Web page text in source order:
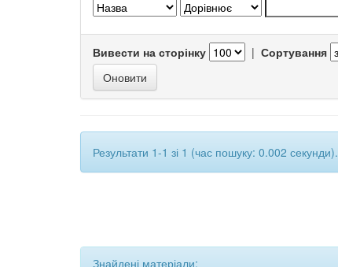
Вивести на сторінку | Сортування
Результати 1-1 зі 1 (час пошуку: 0.002 секунди).
Знайдені матеріали: